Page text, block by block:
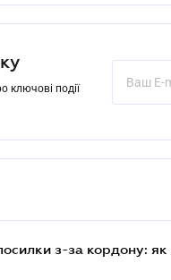
ключові події
з-за кордону: як